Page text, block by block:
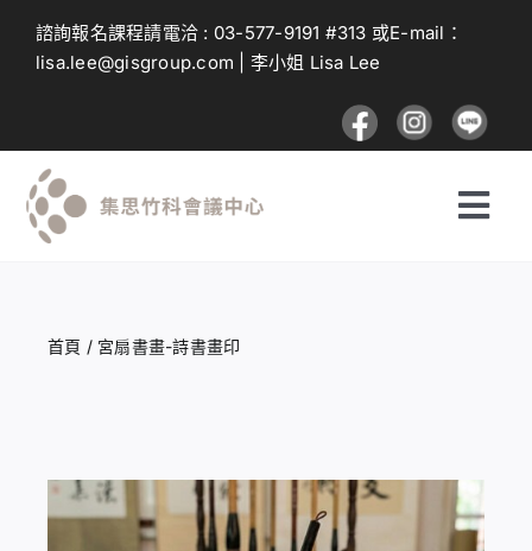
諮詢報名課程請電洽 : 03-577-9191 #313 或E-mail：
lisa.lee@gisgroup.com | 李小姐 Lisa Lee
登入及註冊流程
首頁 / 宮扇書畫-詩書畫印